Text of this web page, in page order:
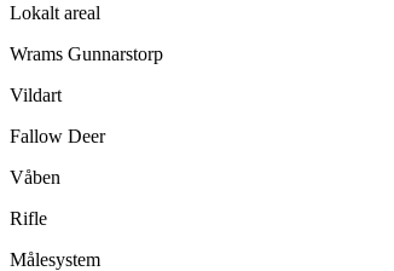
Lokalt areal
Wrams Gunnarstorp
Vildart
Fallow Deer
Våben
Rifle
Målesystem